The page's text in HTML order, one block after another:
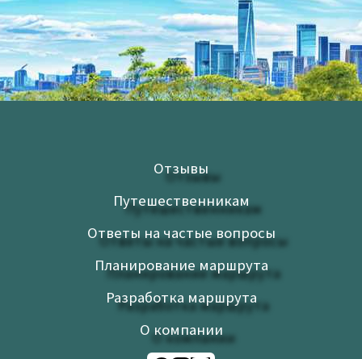
Отзывы
Путешественникам
Ответы на частые вопросы
Планирование маршрута
Разработка маршрута
О компании